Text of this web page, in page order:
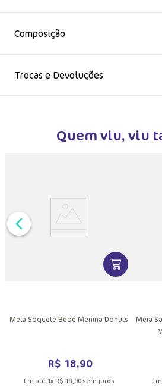
Composição
Trocas e Devoluções
Quem viu, viu
INFORMAÇÕES DO PRODUTO
VER MAIS
Meia Soquete Bebê Menina Donuts
R$ 18,90
Em até 1x R$ 18,90sem juros
Meia